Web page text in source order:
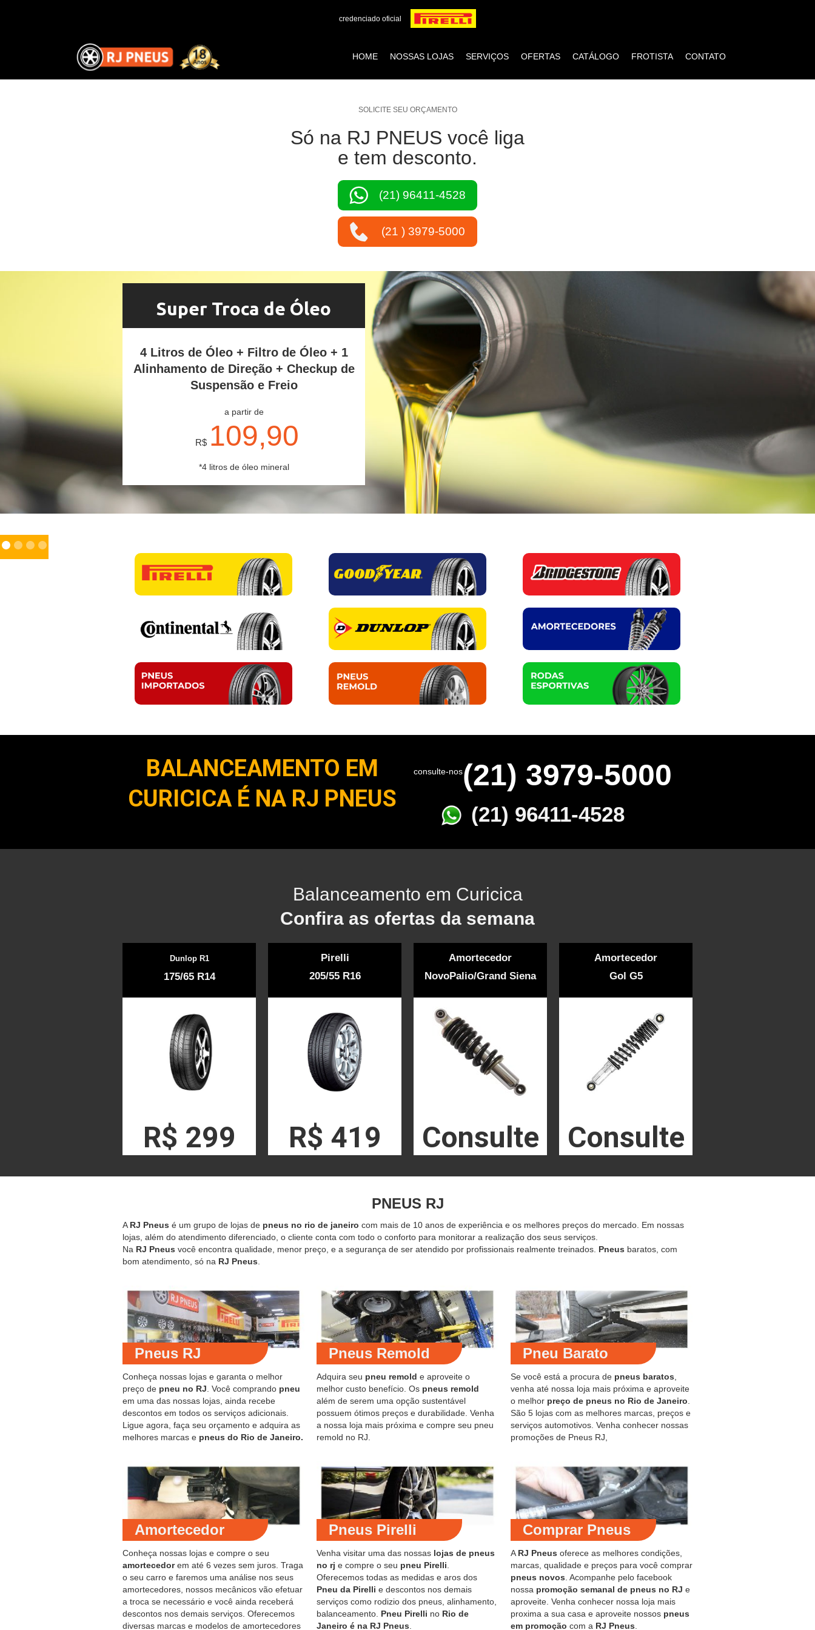
credenciado oficial
HOME NOSSAS LOJAS SERVIÇOS OFERTAS CATÁLOGO FROTISTA CONTATO
SOLICITE SEU ORÇAMENTO
Só na RJ PNEUS você liga
e tem desconto.
(21) 96411-4528
(21 ) 3979-5000
Super Troca de Óleo
4 Litros de Óleo + Filtro de Óleo + 1
Alinhamento de Direção + Checkup de
Suspensão e Freio
a partir de
R$ 109,90
*4 litros de óleo mineral
BALANCEAMENTO EM
CURICICA É NA RJ PNEUS
consulte-nos(21) 3979-5000
(21) 96411-4528
Balanceamento em Curicica
Confira as ofertas da semana
Dunlop R1
175/65 R14
R$ 299
Pirelli
205/55 R16
R$ 419
Amortecedor
NovoPalio/Grand Siena
Consulte
Amortecedor
Gol G5
Consulte
PNEUS RJ
A RJ Pneus é um grupo de lojas de pneus no rio de janeiro com mais de 10 anos de experiência e os melhores preços do mercado. Em nossas
lojas, além do atendimento diferenciado, o cliente conta com todo o conforto para monitorar a realização dos seus serviços.
Na RJ Pneus você encontra qualidade, menor preço, e a segurança de ser atendido por profissionais realmente treinados. Pneus baratos, com
bom atendimento, só na RJ Pneus
Pneus RJ
Conheça nossas lojas e garanta o melhor
preço de pneu no RJ. Você comprando pneu
em uma das nossas lojas, ainda recebe
descontos em todos os serviços adicionais.
Ligue agora, faça seu orçamento e adquira as
melhores marcas e pneus do Rio de Janeiro.
Pneus Remold
Adquira seu pneu remold e aproveite o
melhor custo benefício. Os pneus remold
além de serem uma opção sustentável
possuem ótimos preços e durabilidade. Venha
a nossa loja mais próxima e compre seu pneu
remold no RJ.
Pneu Barato
Se você está a procura de pneus baratos,
venha até nossa loja mais próxima e aproveite
o melhor preço de pneus no Rio de Janeiro.
São 5 lojas com as melhores marcas, preços e
serviços automotivos. Venha conhecer nossas
promoções de Pneus RJ,
Amortecedor
Conheça nossas lojas e compre o seu
amortecedorem até 6 vezes sem juros. Traga
o seu carro e faremos uma análise nos seus
amortecedores, nossos mecânicos vão efetuar
a troca se necessário e você ainda receberá
descontos nos demais serviços. Oferecemos
diversas marcas e modelos de amortecedores
Pneus Pirelli
Venha visitar uma das nossas lojas de pneus
no rj e compre o seu pneu Pirelli
Oferecemos todas as medidas e aros dos
Pneu da Pirelli e descontos nos demais
serviços como rodizio dos pneus, alinhamento,
balanceamento. Pneu Pirelli no Rio de
Janeiro é na RJ Pneus
Comprar Pneus
A RJ Pneus oferece as melhores condições,
marcas, qualidade e preços para você comprar
pneus novos . Acompanhe pelo facebook
nossa promoção semanal de pneus no RJ e
aproveite. Venha conhecer nossa loja mais
proxima a sua casa e aproveite nossos pneus
em promoção com a RJ Pneus